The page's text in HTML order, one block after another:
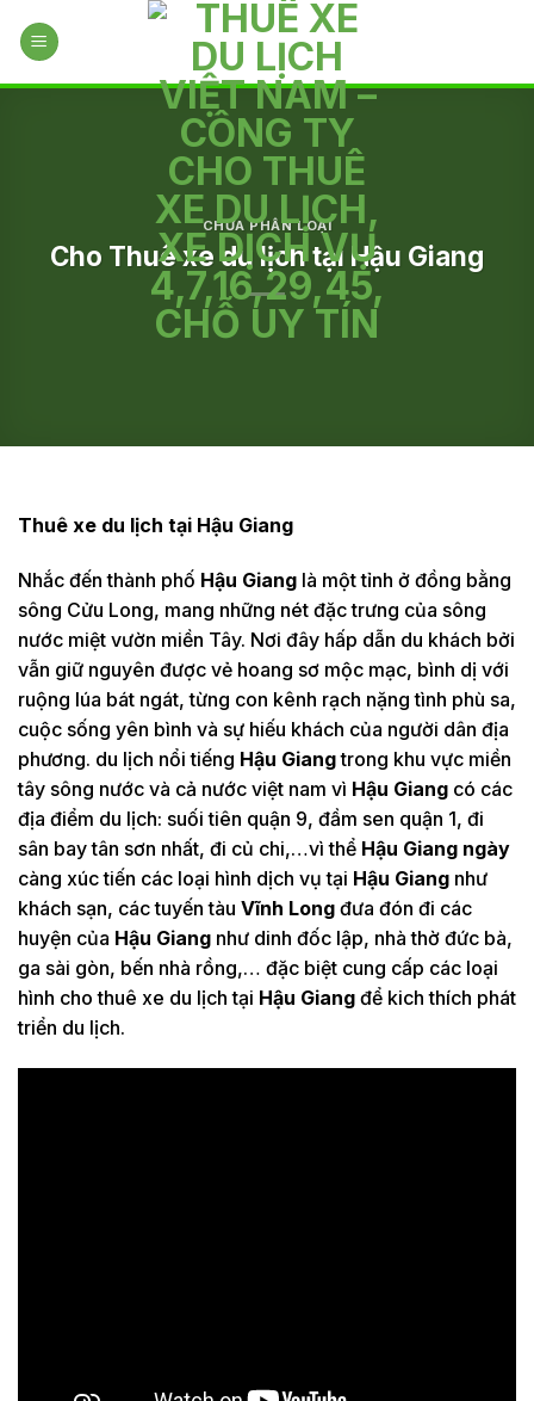
CHƯA PHÂN LOẠI
Cho Thuê xe du lịch tại Hậu Giang
Thuê xe du lịch tại Hậu Giang
Nhắc đến thành phố Hậu Giang là một tỉnh ở đồng bằng
sông Cửu Long, mang những nét đặc trưng của sông
nước miệt vườn miền Tây. Nơi đây hấp dẫn du khách bởi
vẫn giữ nguyên được vẻ hoang sơ mộc mạc, bình dị với
ruộng lúa bát ngát, từng con kênh rạch nặng tình phù sa,
cuộc sống yên bình và sự hiếu khách của người dân địa
phương. du lịch nổi tiếng Hậu Giangtrong khu vực miền
tây sông nước và cả nước việt nam vì Hậu Giang có các
địa điểm du lịch: suối tiên quận 9, đầm sen quận 1, đi
sân bay tân sơn nhất, đi củ chi,…vì thể Hậu Giang ngày
càng xúc tiến các loại hình dịch vụ tại Hậu Giang như
khách sạn, các tuyến tàu Vĩnh Long đưa đón đi các
huyện của Hậu Giang như dinh đốc lập, nhà thờ đức bà,
ga sài gòn, bến nhà rồng,… đặc biệt cung cấp các loại
hình cho thuê xe du lịch tại Hậu Giang để kich thích phát
triển du lịch.